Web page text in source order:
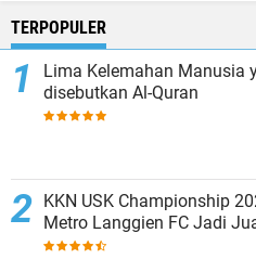
TERPOPULER
Lima Kelemahan Manusia
disebutkan Al-Quran
KKN USK Championship
Metro Langgien FC Jadi